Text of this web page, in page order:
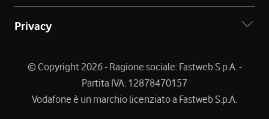
Privacy
© Copyright 2026 - Ragione sociale: Fastweb S.p.A. -
Partita IVA: 12878470157
Vodafone è un marchio licenziato a Fastweb S.p.A.